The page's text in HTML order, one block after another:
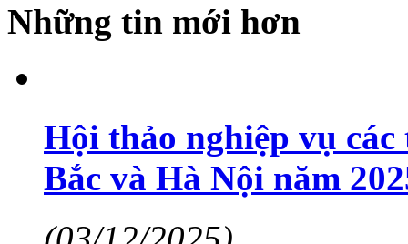
Những tin mới hơn
Hội thảo nghiệp vụ
Bắc và Hà Nội năm